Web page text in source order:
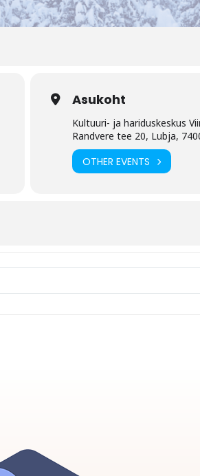
Asukoht
Kultuuri- ja hariduskeskus
Randvere tee 20, Lubja,
OTHER EVENTS
Viimsi Artiumi Blackboxis